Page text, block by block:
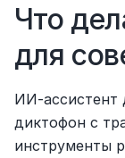
Что
для
ИИ-ассистент
диктофон с
инструменты